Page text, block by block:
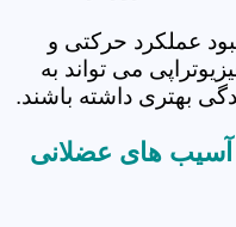
عملکرد حرکتی و
می تواند به
بهتری داشته باشند.
آسیب های عضلانی